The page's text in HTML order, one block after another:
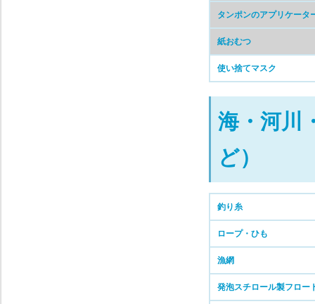
タンポンのアプリケータ
紙おむつ
使い捨てマスク
海・河川
ど）
釣り糸
ロープ・ひも
漁網
発泡スチロール製フロー